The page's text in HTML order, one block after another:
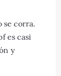
se corra.
es casi
y